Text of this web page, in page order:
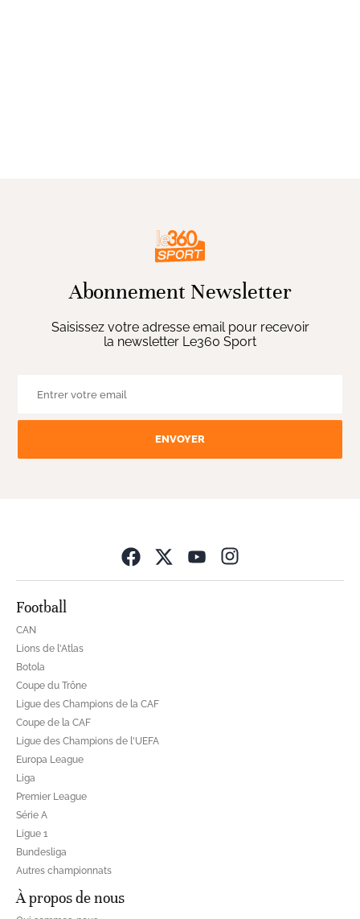
Abonnement Newsletter
Saisissez votre adresse email pour recevoir
la newsletter Le360 Sport
ENVOYER
Football
CAN
Lions de l'Atlas
Botola
Coupe du Trône
Ligue des Champions de la CAF
Coupe de la CAF
Ligue des Champions de l'UEFA
Europa League
Liga
Premier League
Série A
Ligue 1
Bundesliga
Autres championnats
À propos de nous